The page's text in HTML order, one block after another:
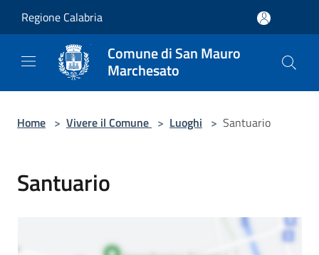
Regione Calabria
Comune di San Mauro
Marchesato
Home > Vivere il Comune > Luoghi > Santuario
Santuario